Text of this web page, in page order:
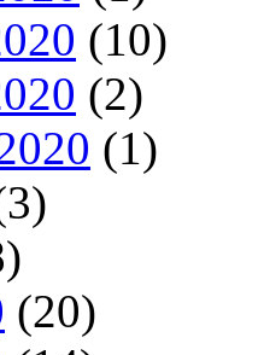
(10)
(2)
(1)
(20)